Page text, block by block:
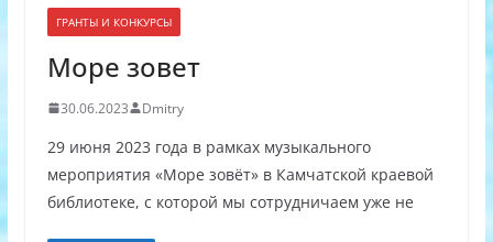
ГРАНТЫ И КОНКУРСЫ
Море зовет
30.06.2023 Dmitry
29 июня 2023 года в рамках музыкального
мероприятия «Море зовёт» в Камчатской краевой
библиотеке, с которой мы сотрудничаем уже не